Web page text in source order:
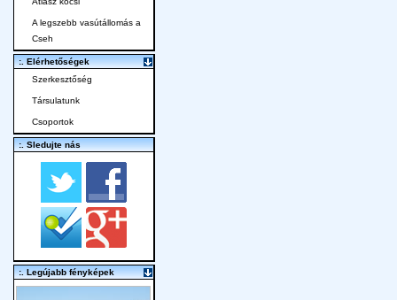
A legszebb vasútállomás a
Cseh
:. Elérhetőségek
Szerkesztőség
Társulatunk
Csoportok
:. Sledujte nás
:. Legújabb fényképek